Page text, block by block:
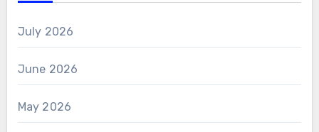
July 2026
June 2026
May 2026